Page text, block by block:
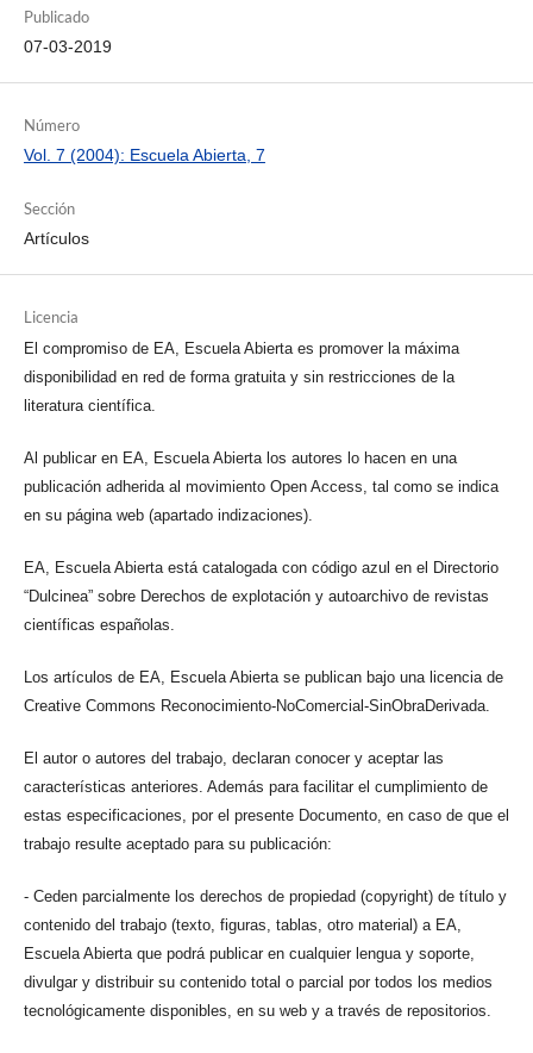
Publicado
07-03-2019
Número
Vol. 7 (2004): Escuela Abierta, 7
Sección
Artículos
Licencia
El compromiso de EA, Escuela Abierta es promover la máxima
disponibilidad en red de forma gratuita y sin restricciones de la
literatura científica.
Al publicar en EA, Escuela Abierta los autores lo hacen en una
publicación adherida al movimiento Open Access, tal como se indica
en su página web (apartado indizaciones).
EA, Escuela Abierta está catalogada con código azul en el Directorio
“Dulcinea” sobre Derechos de explotación y autoarchivo de revistas
científicas españolas.
Los artículos de EA, Escuela Abierta se publican bajo una licencia de
Creative Commons Reconocimiento-NoComercial-SinObraDerivada.
El autor o autores del trabajo, declaran conocer y aceptar las
características anteriores. Además para facilitar el cumplimiento de
estas especificaciones, por el presente Documento, en caso de que el
trabajo resulte aceptado para su publicación:
- Ceden parcialmente los derechos de propiedad (copyright) de título y
contenido del trabajo (texto, figuras, tablas, otro material) a EA,
Escuela Abierta que podrá publicar en cualquier lengua y soporte,
divulgar y distribuir su contenido total o parcial por todos los medios
tecnológicamente disponibles, en su web y a través de repositorios.